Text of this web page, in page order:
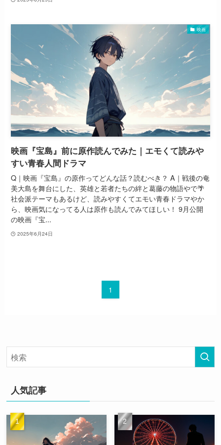
映画
映画『宝島』前に原作読んでみた｜エモくて読みや
すい青春人間ドラマ
Q｜映画『宝島』の原作ってどんな話？読むべき？ A｜戦後の奄
美大島を舞台にした、英雄と若者たちの絆と葛藤の物語やで🌴
社会派テーマもあるけど、読みやすくてエモい青春ドラマやか
ら、映画気になってる人は原作も読んでみてほしい！ 9月公開
の映画『宝...
2025年6月24日
1
人気記事